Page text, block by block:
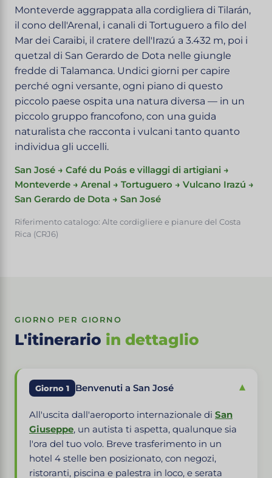
Monteverde aggrappata alla cordigliera di Tilarán,
il cono dell'Arenal, i canali di Tortuguero a filo del
Mar dei Caraibi, il cratere dell'Irazú a 3.432 m, poi i
quetzal di San Gerardo de Dota nelle giungle
fredde di Talamanca. Undici giorni per capire
perché ogni versante, ogni piano di questo
piccolo paese ospita una natura diversa — in un
piccolo gruppo francofono, con una guida
naturalista che racconta i vulcani tanto quanto
individua gli uccelli.
San José → Café du Poás e villaggi di artigiani →
Monteverde → Arenal → Tortuguero → Vulcano Irazú →
San Gerardo de Dota → San José
Riferimento catalogo: Alte cordigliere e pianure del Costa
Rica (CRJ6)
GIORNO PER GIORNO
L'itinerario in dettaglio
Giorno 1 Benvenuti a San José ▾
All'uscita dall'aeroporto internazionale di San
Giuseppe, un autista ti aspetta, qualunque sia
l'ora del tuo volo. Breve trasferimento in un
hotel 4 stelle ben posizionato, con negozi,
ristoranti, piscina e palestra in loco, e serata